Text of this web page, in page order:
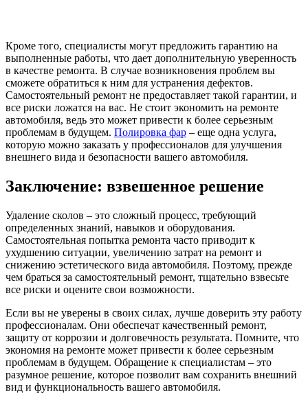
Кроме того, специалисты могут предложить гарантию на
выполненные работы, что дает дополнительную уверенность
в качестве ремонта. В случае возникновения проблем вы
сможете обратиться к ним для устранения дефектов.
Самостоятельный ремонт не предоставляет такой гарантии, и
все риски ложатся на вас. Не стоит экономить на ремонте
автомобиля, ведь это может привести к более серьезным
проблемам в будущем. Полировка фар – еще одна услуга,
которую можно заказать у профессионалов для улучшения
внешнего вида и безопасности вашего автомобиля.
Заключение: взвешенное решение
Удаление сколов – это сложный процесс, требующий
определенных знаний, навыков и оборудования.
Самостоятельная попытка ремонта часто приводит к
ухудшению ситуации, увеличению затрат на ремонт и
снижению эстетического вида автомобиля. Поэтому, прежде
чем браться за самостоятельный ремонт, тщательно взвесьте
все риски и оцените свои возможности.
Если вы не уверены в своих силах, лучше доверить эту работу
профессионалам. Они обеспечат качественный ремонт,
защиту от коррозии и долговечность результата. Помните, что
экономия на ремонте может привести к более серьезным
проблемам в будущем. Обращение к специалистам – это
разумное решение, которое позволит вам сохранить внешний
вид и функциональность вашего автомобиля.